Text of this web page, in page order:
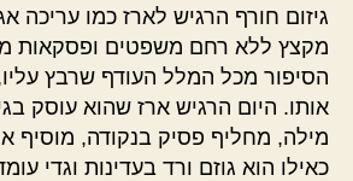
גיזום חורף הרגיש לארז כמו עריכה
מקצץ ללא רחם משפטים ופסקאות
הסיפור מכל המלל העודף שרבץ
אותו. היום הרגיש ארז שהוא עוסק
מילה, מחליף פסיק בנקודה, מוסיף
כאילו הוא גוזם ורד בעדינות וגדי